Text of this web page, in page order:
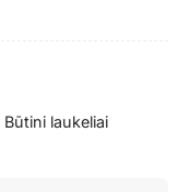
Būtini laukeliai